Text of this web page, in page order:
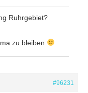
Ruhrgebiet?
zu bleiben
#96231